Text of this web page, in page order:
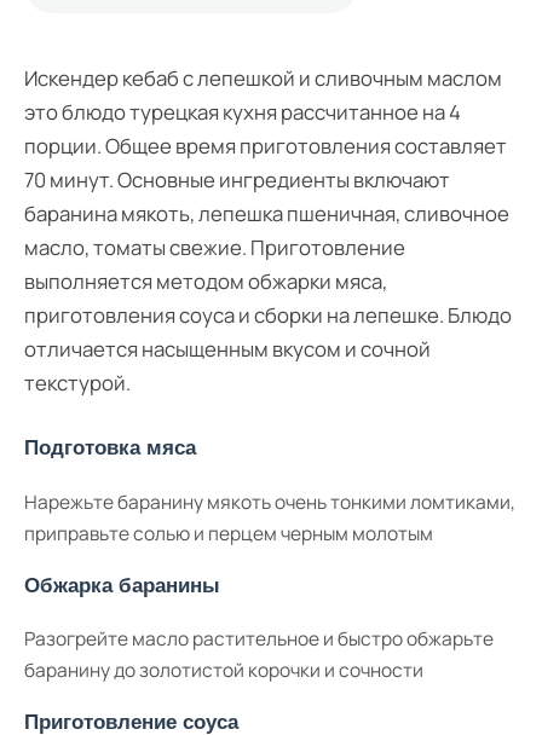
Искендер кебаб с лепешкой и сливочным маслом
это блюдо турецкая кухня рассчитанное на 4
порции. Общее время приготовления составляет
70 минут. Основные ингредиенты включают
баранина мякоть, лепешка пшеничная, сливочное
масло, томаты свежие. Приготовление
выполняется методом обжарки мяса,
приготовления соуса и сборки на лепешке. Блюдо
отличается насыщенным вкусом и сочной
текстурой.
Подготовка мяса
Нарежьте баранину мякоть очень тонкими ломтиками,
приправьте солью и перцем черным молотым
Обжарка баранины
Разогрейте масло растительное и быстро обжарьте
баранину до золотистой корочки и сочности
Приготовление соуса